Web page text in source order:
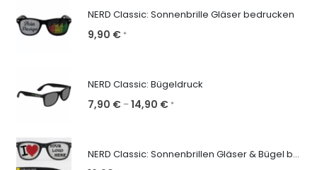
NERD Classic: Sonnenbrille Gläser bedrucken
9,90 € *
NERD Classic: Bügeldruck
7,90 € –14,90 € *
NERD Classic: Sonnenbrillen Gläser & Bügel bedrucken